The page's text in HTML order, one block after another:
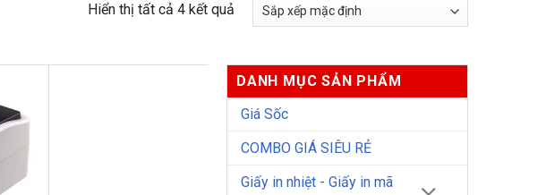
Hiển thị tất cả 4 kết quả
-19%
DANH MỤC SẢN PHẨM
Giá Sốc
COMBO GIÁ SIÊU RẺ
Giấy in nhiệt - Giấy in mã